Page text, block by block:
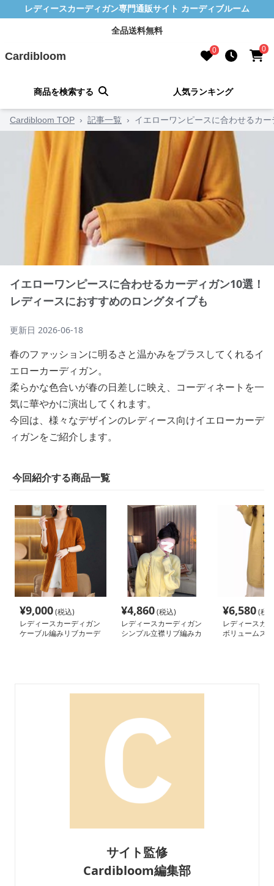
レディースカーディガン専門通販サイト カーディブルーム
全品送料無料
Cardibloom 0 0
商品を検索する 人気ランキング
Cardibloom TOP › 記事一覧 › イエローワンピースに合わせるカ
イエローワンピースに合わせるカーディガン10選！
レディースにおすすめのロングタイプも
更新日 2026-06-18
春のファッションに明るさと温かみをプラスしてくれるイ
エローカーディガン。
柔らかな色合いが春の日差しに映え、コーディネートを一
気に華やかに演出してくれます。
今回は、様々なデザインのレディース向けイエローカーデ
ィガンをご紹介します。
今回紹介する商品一覧
¥9,000(税込)
レディースカーディガン
ケーブル編みリブカーデ
¥4,860(税込)
レディースカーディガン
シンプル立襟リブ編みカ
¥6,580(税
レディースカ
ボリュームス
サイト監修
Cardibloom編集部